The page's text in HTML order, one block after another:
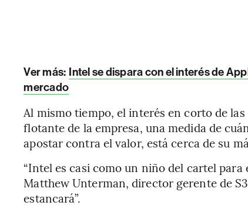
Ver más: Intel se dispara con el interés de
mercado
Al mismo tiempo, el interés en corto de
flotante de la empresa, una medida de
apostar contra el valor, está cerca de su
“Intel es casi como un niño del cartel
Matthew Unterman, director gerente de
estancará”.